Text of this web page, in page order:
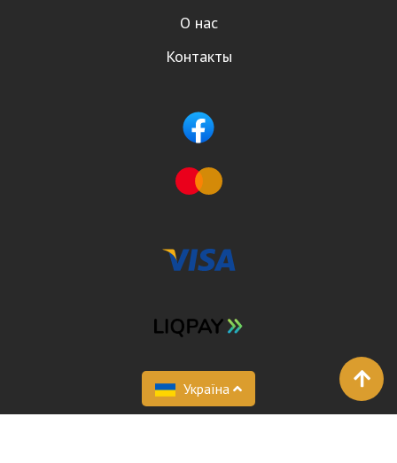
О нас
Контакты
Україна